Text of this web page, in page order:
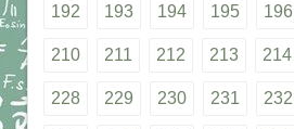
192 193 194 195 196
210 211 212 213 214
228 229 230 231 232